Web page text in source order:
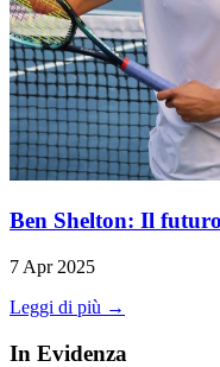
Ben Shelton: Il
7 Apr 2025
Leggi di più →
In Evidenza